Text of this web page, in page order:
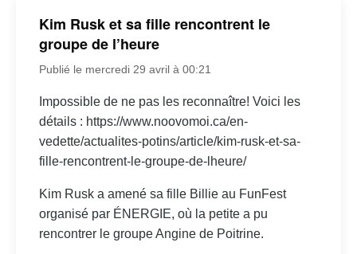
Kim Rusk et sa fille rencontrent le
groupe de l’heure
Publié le mercredi 29 avril à 00:21
Impossible de ne pas les reconnaître! Voici les
détails : https://www.noovomoi.ca/en-
vedette/actualites-potins/article/kim-rusk-et-sa-
fille-rencontrent-le-groupe-de-lheure/
Kim Rusk a amené sa fille Billie au FunFest
organisé par ÉNERGIE, où la petite a pu
rencontrer le groupe Angine de Poitrine.